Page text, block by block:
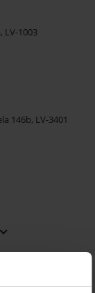
LV-1003
146b, LV-3401